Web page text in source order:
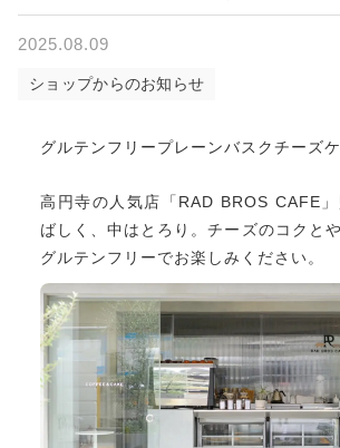
2025.08.09
ショップからのお知らせ
グルテンフリープレーンバスクチーズ
高円寺の人気店「RAD BROS CAFE
ばしく、中はとろり。チーズのコクと
グルテンフリーでお楽しみください。
お知らせ
ブログ
バスクチーズケーキ
ティラミス
フィナンシェ
ティラミス
生チョコレート
子カテゴリ
～
在庫あり セール
並び順